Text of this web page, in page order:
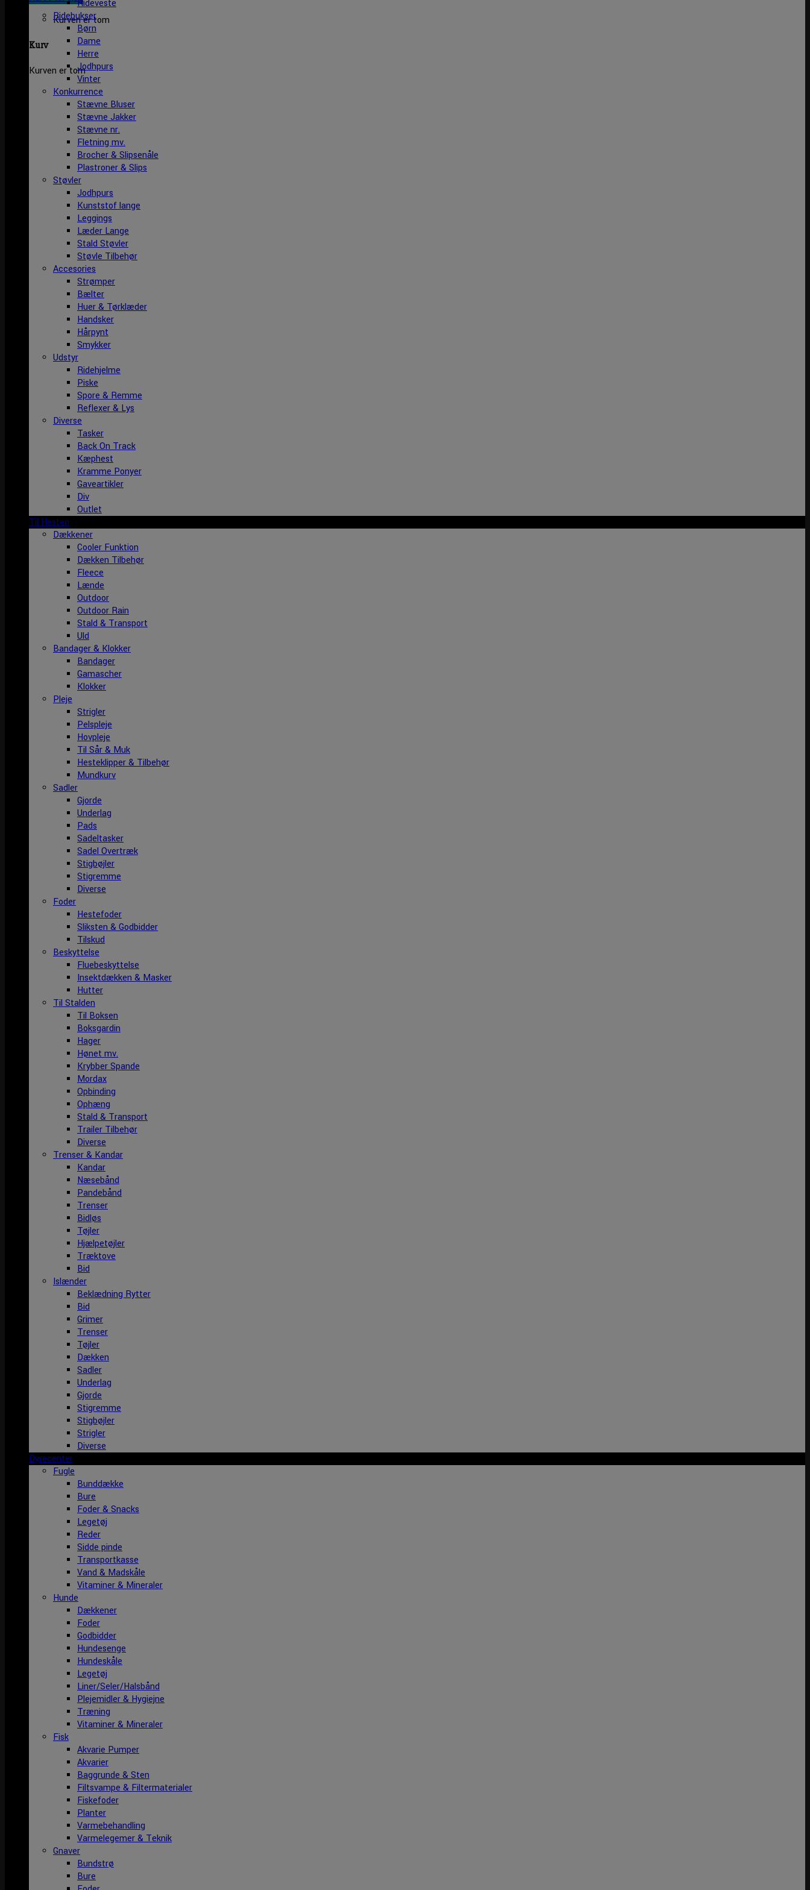
Kurven er tom
Kurv
Kurven er tom
Rideveste
Ridebukser
Børn
Dame
Herre
Jodhpurs
Vinter
Konkurrence
Stævne Bluser
Stævne Jakker
Stævne nr.
Fletning mv.
Brocher & Slipsenåle
Plastroner & Slips
Støvler
Jodhpurs
Kunststof lange
Leggings
Læder Lange
Stald Støvler
Støvle Tilbehør
Accesories
Strømper
Bælter
Huer & Tørklæder
Handsker
Hårpynt
Smykker
Udstyr
Ridehjelme
Piske
Spore & Remme
Reflexer & Lys
Diverse
Tasker
Back On Track
Kæphest
Kramme Ponyer
Gaveartikler
Div
Outlet
Til Hesten
Dækkener
Cooler Funktion
Dækken Tilbehør
Fleece
Lænde
Outdoor
Outdoor Rain
Stald & Transport
Uld
Bandager & Klokker
Bandager
Gamascher
Klokker
Pleje
Strigler
Pelspleje
Hovpleje
Til Sår & Muk
Hesteklipper & Tilbehør
Mundkurv
Sadler
Gjorde
Underlag
Pads
Sadeltasker
Sadel Overtræk
Stigbøjler
Stigremme
Diverse
Foder
Hestefoder
Sliksten & Godbidder
Tilskud
Beskyttelse
Fluebeskyttelse
Insektdækken & Masker
Hutter
Til Stalden
Til Boksen
Boksgardin
Hager
Hønet mv.
Krybber Spande
Mordax
Opbinding
Ophæng
Stald & Transport
Trailer Tilbehør
Diverse
Trenser & Kandar
Kandar
Næsebånd
Pandebånd
Trenser
Bidløs
Tøjler
Hjælpetøjler
Træktove
Bid
Islænder
Beklædning Rytter
Bid
Grimer
Trenser
Tøjler
Dækken
Sadler
Underlag
Gjorde
Stigremme
Stigbøjler
Strigler
Diverse
Dyrecenter
Fugle
Bunddække
Bure
Foder & Snacks
Legetøj
Reder
Sidde pinde
Transportkasse
Vand & Madskåle
Vitaminer & Mineraler
Hunde
Dækkener
Foder
Godbidder
Hundesenge
Hundeskåle
Legetøj
Liner/Seler/Halsbånd
Plejemidler & Hygiejne
Træning
Vitaminer & Mineraler
Fisk
Akvarie Pumper
Akvarier
Baggrunde & Sten
Filtsvampe & Filtermaterialer
Fiskefoder
Planter
Varmebehandling
Varmelegemer & Teknik
Gnaver
Bundstrø
Bure